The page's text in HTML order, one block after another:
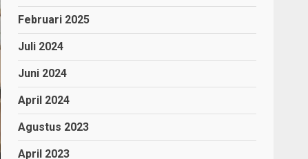
Februari 2025
Juli 2024
Juni 2024
April 2024
Agustus 2023
April 2023